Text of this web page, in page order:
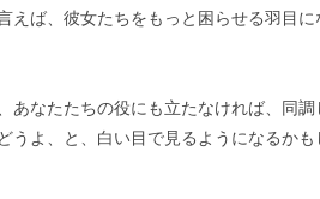
えば、彼女たちをもっと困らせる羽目に
あなたたちの役にも立たなければ、同調
うよ、と、白い目で見るようになるかも